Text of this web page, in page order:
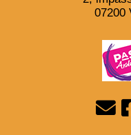
07200